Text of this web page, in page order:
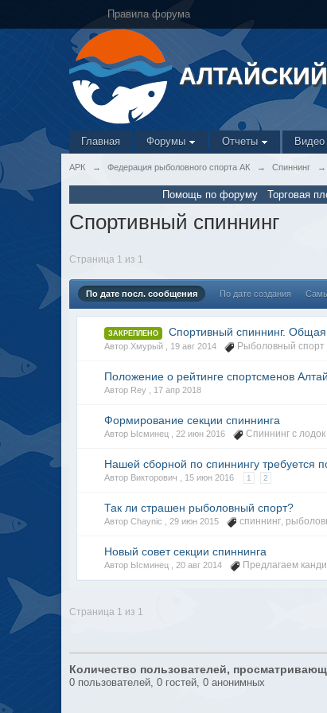
Правила форума
Главная Форумы Отчеты Видео
АРК → Федерация рыболовного спорта АК → Спиннинг →
Помощь по форуму Торговая
Спортивный спиннинг
Страница 1 из 1
По дате посл. сообщения По дате создания
ЗАКРЕПЛЕНО Спортивный спиннинг.
Автор Хмурый , 19 авг 2014 Рыболовный спорт
Положение о рейтинге спортсменов
Автор Rey , 17 апр 2018
Формирование секции спиннинга
Автор Ысминец , 22 июн 2016 Спиннинг с лодок
Нашей сборной по спиннингу требуется
Автор Викторович , 15 июн 2016 1 2
Так ли страшен рыболовный спорт?
Автор Chaynic , 29 июн 2015 спиннинг
Новый совет секции спиннинга
Автор Ысминец , 20 авг 2014 Предлагаем
Страница 1 из 1
Количество пользователей,
0 пользователей, 0 гостей, 0 анонимных